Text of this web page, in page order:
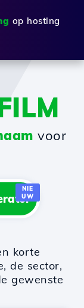
op hosting
voor
NIE
UW
korte
de sector,
gewenste